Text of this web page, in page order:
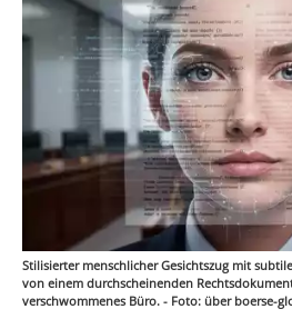
Stilisierter menschlicher Gesichtszug mit
von einem durchscheinenden
verschwommenes Büro. - Foto: über boerse-